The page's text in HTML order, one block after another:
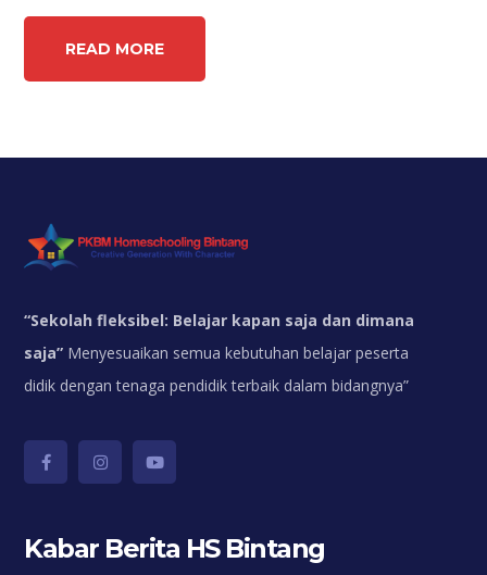
READ MORE
“Sekolah fleksibel: Belajar kapan saja dan dimana
saja” Menyesuaikan semua kebutuhan belajar peserta
didik dengan tenaga pendidik terbaik dalam bidangnya”
Kabar Berita HS Bintang